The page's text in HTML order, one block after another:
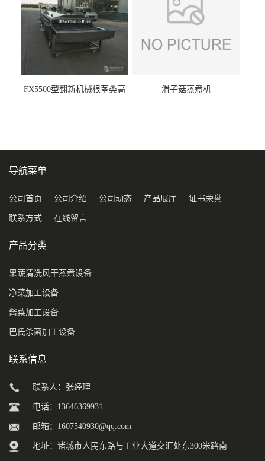
FX5500型翻新机械根茎类高
滑子菇蒸煮机
导航菜单
公司首页 公司介绍 公司动态 产品展厅 证书荣誉
联系方式 在线留言
产品分类
果蔬清洗风干蒸煮设备
净菜加工设备
酱菜加工设备
巴氏杀菌加工设备
联系信息
联系人：张经理
电话：13646369931
邮箱： 1607540930@qq.com
地址：诸城市人民东路与工业大道交汇处东300米路南